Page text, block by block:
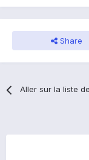
Share
Aller sur la liste